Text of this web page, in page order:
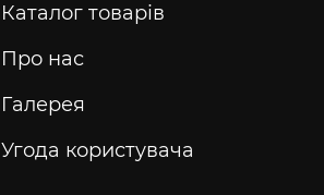
Каталог товарів
Про нас
Галерея
Угода користувача